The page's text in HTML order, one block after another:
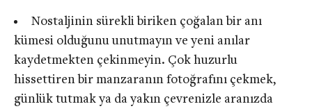
Nostaljinin sürekli biriken çoğalan bir anı
kümesi olduğunu unutmayın ve yeni anılar
kaydetmekten çekinmeyin. Çok huzurlu
hissettiren bir manzaranın fotoğrafını çekmek,
günlük tutmak ya da yakın çevrenizle aranızda